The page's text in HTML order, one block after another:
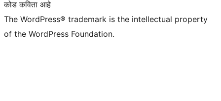
कोड कविता आहे
The WordPress® trademark is the intellectual property
of the WordPress Foundation.